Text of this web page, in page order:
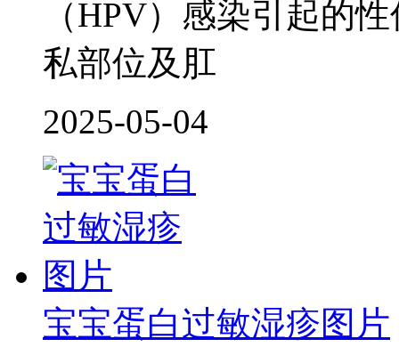
（HPV）感染引起的
私部位及肛
2025-05-04
宝宝蛋白过敏湿疹图片